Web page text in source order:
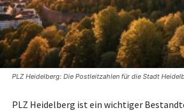
PLZ Heidelberg: Die Postleitzahlen für die Stadt
PLZ Heidelberg ist ein wichtiger